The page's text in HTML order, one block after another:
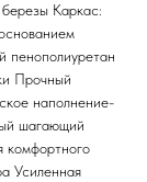
Каркас:
пенополиуретан
Прочный
наполнение-
шагающий
комфортного
Усиленная